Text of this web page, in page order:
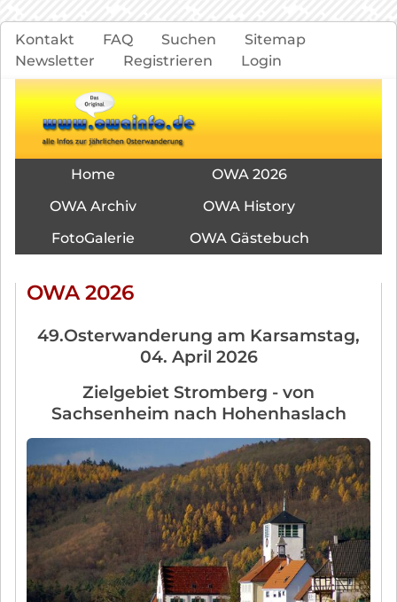
Navigation
überspringen
Kontakt FAQ Suchen
Sitemap
Newsletter
Registrieren Login
NavigationHome
OWA 2026
OWA Archiv
OWA History
FotoGalerie
OWA Gästebuch
OWA 2026
49.Osterwanderung am Karsamstag,
04. April 2026
Zielgebiet Stromberg - von
Sachsenheim nach Hohenhaslach